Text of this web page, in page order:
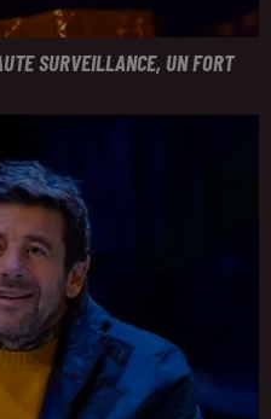
SURVEILLANCE, UN FORT